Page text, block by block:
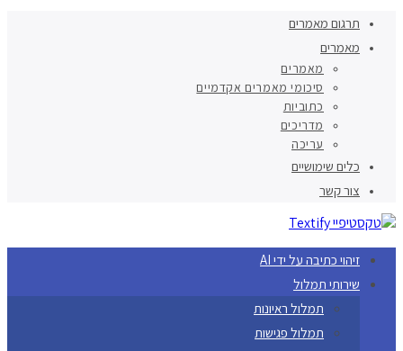
תרגום מאמרים
מאמרים
מאמרים
סיכומי מאמרים אקדמיים
כתוביות
מדריכים
עריכה
כלים שימושיים
צור קשר
זיהוי כתיבה על ידי AI
שירותי תמלול
תמלול ראיונות
תמלול פגישות